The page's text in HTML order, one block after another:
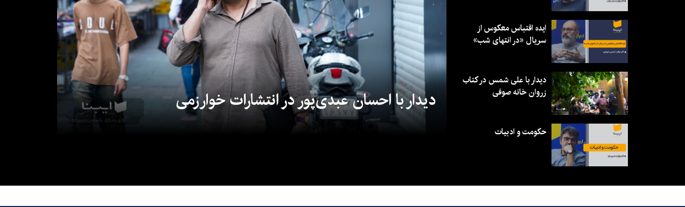
دیدار با احسان عبدی‌پور در انتشارات خوارزمی
ایده اقتباس معکوس از
سریال «در انتهای شب»
دیدار با علی شمس در کتاب
زروان خانه صوفی
حکومت و ادبیات